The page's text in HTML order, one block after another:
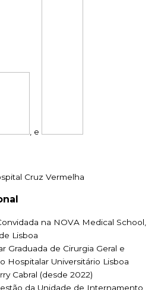
, e
Cruz Vermelha
na NOVA Medical School,
Lisboa
Graduada de Cirurgia Geral e
Hospitalar Universitário Lisboa
Cabral (desde 2022)
da Unidade de Internamento